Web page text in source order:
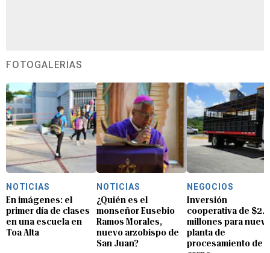
FOTOGALERÍAS
NOTICIAS
En imágenes: el
primer día de clases
en una escuela en
Toa Alta
NOTICIAS
¿Quién es el
monseñor Eusebio
Ramos Morales,
nuevo arzobispo de
San Juan?
NEGOCIOS
Inversión
cooperativa de $2.8
millones para nueva
planta de
procesamiento de